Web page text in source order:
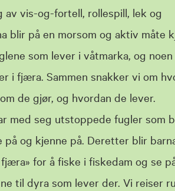
av vis-og-fortell, rollespill, lek og
blir på en morsom og aktiv måte
som lever i våtmarka, og noen
i fjæra. Sammen snakker vi om
de gjør, og hvordan de lever.
med seg utstoppede fugler som
og kjenne på. Deretter blir
for å fiske i fiskedam og se
til dyra som lever der. Vi reiser